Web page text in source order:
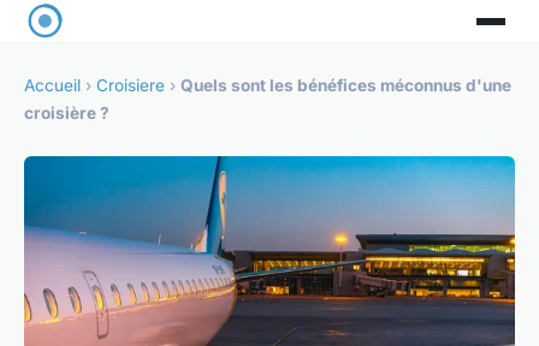
Accueil › Croisiere › Quels sont les bénéfices méconnus d'une
croisière ?